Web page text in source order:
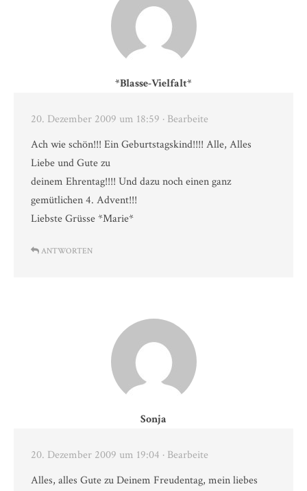
*Blasse-Vielfalt*
20. Dezember 2009 um 18:59 · Bearbeite
Ach wie schön!!! Ein Geburtstagskind!!!! Alle, Alles
Liebe und Gute zu
deinem Ehrentag!!!! Und dazu noch einen ganz
gemütlichen 4. Advent!!!
Liebste Grüsse *Marie*
ANTWORTEN
Sonja
20. Dezember 2009 um 19:04 · Bearbeite
Alles, alles Gute zu Deinem Freudentag, mein liebes